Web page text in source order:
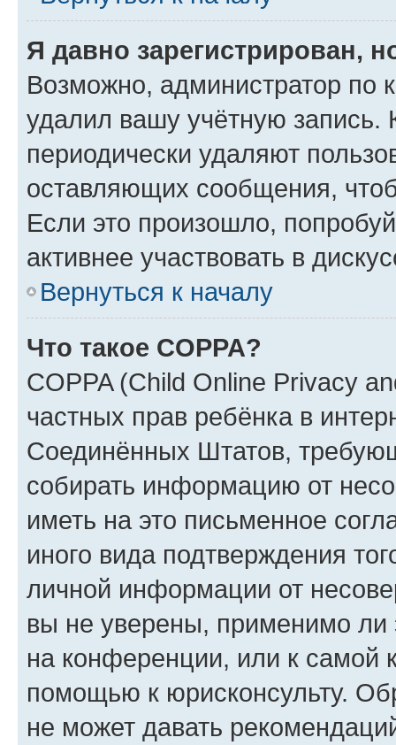
Я давно зарегистрирован,
Возможно, администратор по
удалил вашу учётную запись.
периодически удаляют
оставляющих сообщения,
Если это произошло,
активнее участвовать в
Вернуться к началу
Что такое COPPA?
COPPA (Child Online Privacy
частных прав ребёнка в
Соединённых Штатов,
собирать информацию от
иметь на это письменное
иного вида подтверждения
личной информации от
вы не уверены, применимо ли
на конференции, или к самой
помощью к юрисконсульту.
не может давать